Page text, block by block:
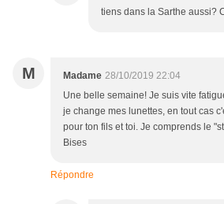
tiens dans la Sarthe aussi?
M Madame 28/10/2019 22:04
Une belle semaine! Je suis vite
je change mes lunettes, en tout cas
pour ton fils et toi. Je comprends le
Bises
Répondre